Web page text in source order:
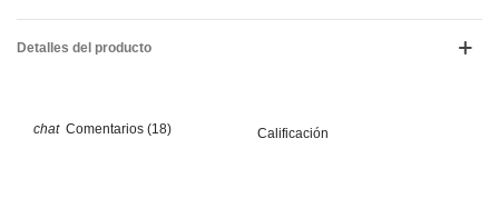
Detalles del producto
Comentarios (18) Calificación